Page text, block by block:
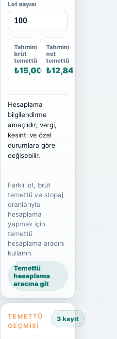
Lot sayısı
Tahmini
brüt
temettü
₺15,00
Tahmini
net
temettü
₺12,84
Hesaplama
bilgilendirme
amaçlıdır; vergi,
kesinti ve özel
durumlara göre
değişebilir.
Farklı lot, brüt
temettü ve stopaj
oranlarıyla
hesaplama
yapmak için
temettü
hesaplama aracını
kullanın.
Temettü
hesaplama
aracına git
TEMETTÜ
GEÇMIŞI
3 kayıt